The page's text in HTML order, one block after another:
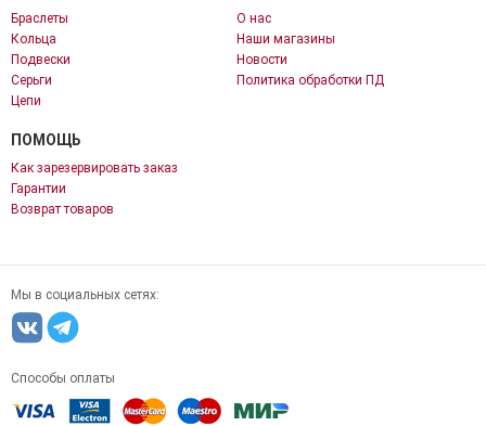
Браслеты
Кольца
Подвески
Серьги
Цепи
О нас
Наши магазины
Новости
Политика обработки ПД
ПОМОЩЬ
Как зарезервировать заказ
Гарантии
Возврат товаров
Мы в социальных сетях:
Способы оплаты